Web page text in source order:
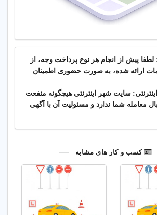
پیش از انجام هر نوع پرداخت وجه، از
ارائه شده، به صورت حضوری اطمینان
سایت شهر اینترنتی هیچگونه منفعت
معامله شما ندارد و مسئولیت آن با آگهی
کسب و کار های مشابه